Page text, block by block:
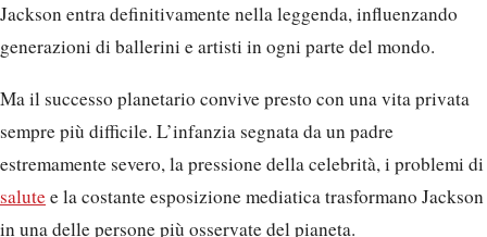
Jackson entra definitivamente nella leggenda, influenzando
generazioni di ballerini e artisti in ogni parte del mondo.
Ma il successo planetario convive presto con una vita privata
sempre più difficile. L’infanzia segnata da un padre
estremamente severo, la pressione della celebrità, i problemi di
salutee la costante esposizione mediatica trasformano Jackson
in una delle persone più osservate del pianeta.